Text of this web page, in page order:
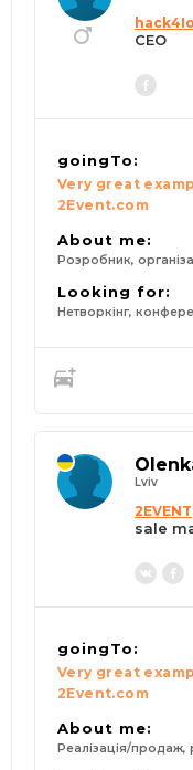
CEO
goingTo:
Very great
2Event.com
About me:
Розробник,
Looking for:
Нетворкінг,
Lviv
2EVENT
sale
goingTo:
Very great
2Event.com
About me:
Реалізація/продаж,